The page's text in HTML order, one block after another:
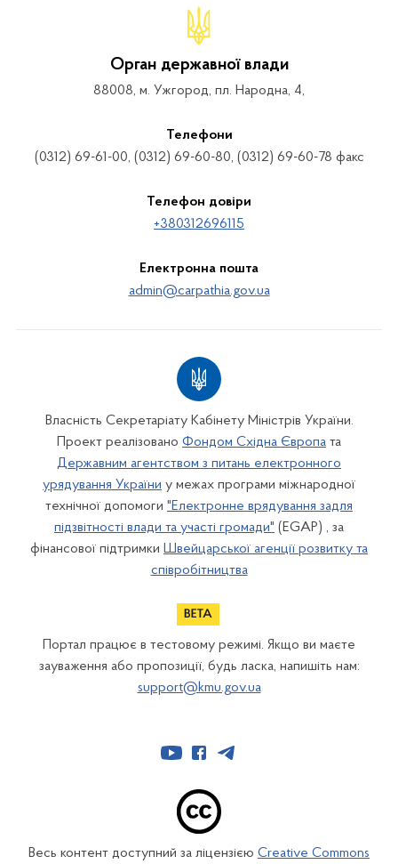
Орган державної влади
88008, м. Ужгород, пл. Народна, 4,
Телефони
(0312) 69-61-00, (0312) 69-60-80, (0312) 69-60-78 факс
Телефон довіри
+380312696115
Електронна пошта
admin@carpathia.gov.ua
Власність Секретаріату Кабінету Міністрів України.
Проект реалізовано Фондом Східна Європа та
Державним агентством з питань електронного
урядування України у межах програми міжнародної
технічної допомоги "Електронне врядування задля
підзвітності влади та участі громади" (EGAP) , за
фінансової підтримки Швейцарської агенції розвитку та
співробітництва
Портал працює в тестовому режимі. Якщо ви маєте
зауваження або пропозиції, будь ласка, напишіть нам:
support@kmu.gov.ua
Весь контент доступний за ліцензією Creative Commons